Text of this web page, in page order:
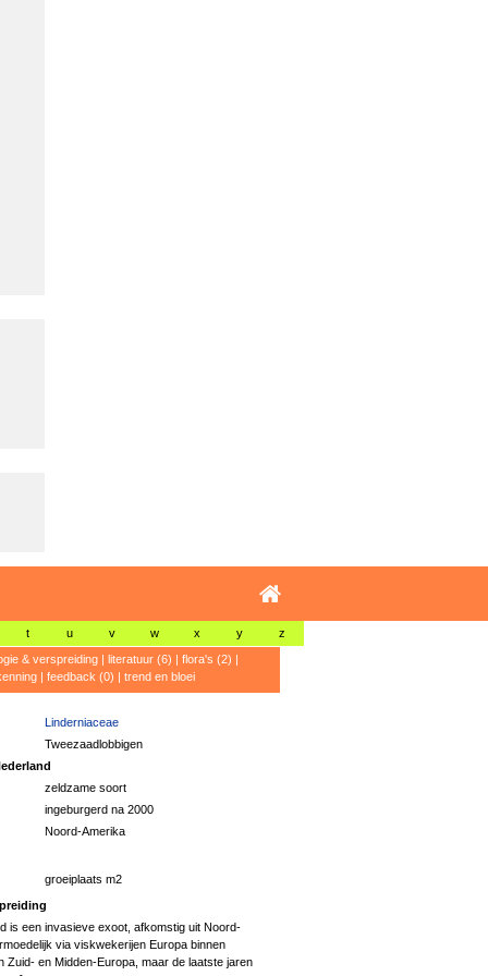
t u v w x y z
& verspreiding| literatuur (6) | flora's (2) |
| feedback (0) | trend en bloei
Linderniaceae
Tweezaadlobbigen
zeldzame soort
ingeburgerd na 2000
Noord-Amerika
groeiplaats m2
is een invasieve exoot, afkomstig uit Noord-
via viskwekerijen Europa binnen
Zuid- en Midden-Europa, maar de laatste jaren